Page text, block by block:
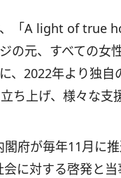
、「A light of true
の元、すべての女
、2022年より独自
ち上げ、様々な支
府が毎年11月に
会に対する啓発と